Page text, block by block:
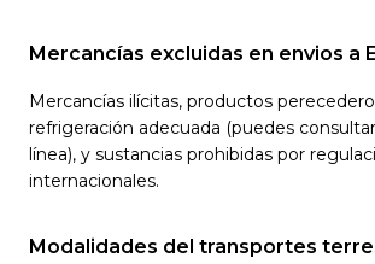
Mercancías excluidas en envios a
Mercancías ilícitas, productos
refrigeración adecuada (puedes
línea), y sustancias prohibidas por
internacionales.
Modalidades del transportes